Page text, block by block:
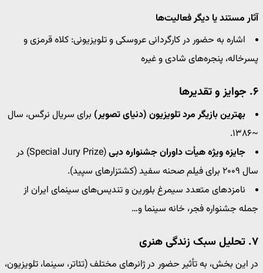
آثار مستند یا دیگر فعالیت‌ها
اشاره به حضور در کارگردانی عروسکی و تلویزیونی: کلاه قرمزی و
پسرخاله، پنجره‌های شادی و غیره
۶. جوایز و تقدیرها
بهترین بازیگر مرد تلویزیون (دنیای تصویر) برای سریال نرگس، سال
~۱۳۸۶.
جایزه ویژه هیأت داوران جشنواره دبی
(Special Jury Prize) در
سال ۲۰۰۹ برای فیلم صحنه سفید (کشتزارهای سپید).
نامزدهای متعدد سیمرغ بلورین و تندیس‌های سینمای ایران از
جمله جشنواره فجر، خانه سینما و…
۷. تحلیل سبک زندگی هنری
در این بخش، به تأثیر حضور در ژانرهای مختلف (تئاتر، سینما، تلویزیون،